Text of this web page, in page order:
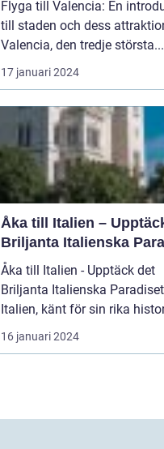
Flyga till Valencia: En
till staden och dess
Valencia, den tredje största...
17 januari 2024
Åka till Italien –
Briljanta Italienska
Åka till Italien - Upptäck det
Briljanta Italienska Paradiset
Italien, känt för sin rika
16 januari 2024